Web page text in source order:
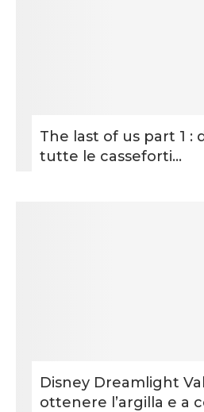
The last of us part 1 :
tutte le casseforti...
Disney Dreamlight
ottenere l’argilla e a